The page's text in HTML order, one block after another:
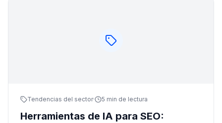
Tendencias del sector· 5 min de lectura
Herramientas de IA para SEO: